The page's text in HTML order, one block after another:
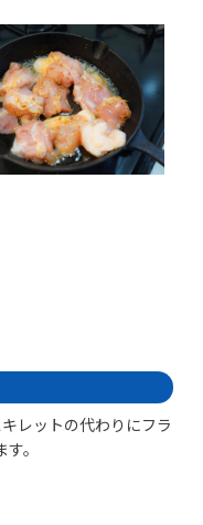
レットの代わりにフラ
。